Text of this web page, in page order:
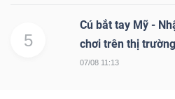
5
Cú bắt tay Mỹ -
chơi trên thị
07/08 11:13